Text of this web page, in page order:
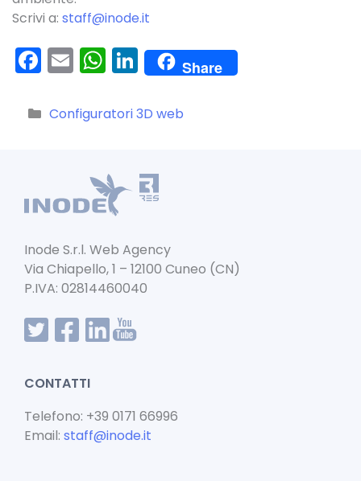
Scrivi a: staff@inode.it
F
c
o
o
k
E
ai
W
a
p
p
Li
n
k
n
Share
Categorie
Configuratori 3D web
Inode S.r.l. Web Agency
Via Chiapello, 1 – 12100 Cuneo (CN)
P.IVA: 02814460040
CONTATTI
Telefono: +39 0171 66996
Email: staff@inode.it